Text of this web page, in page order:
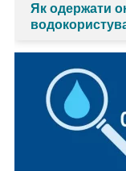
Як одержати